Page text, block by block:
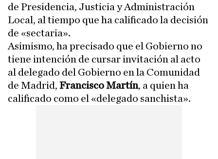
de Presidencia, Justicia y Administración
Local, al tiempo que ha calificado la decisión
de «sectaria».
Asimismo, ha precisado que el Gobierno no
tiene intención de cursar invitación al acto
al delegado del Gobierno en la Comunidad
de Madrid, Francisco Martín, a quien ha
calificado como el «delegado sanchista».